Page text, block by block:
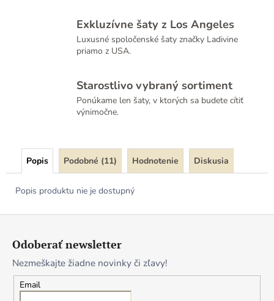
Exkluzívne šaty z Los Angeles
Luxusné spoločenské šaty značky Ladivine
priamo z USA.
Starostlivo vybraný sortiment
Ponúkame len šaty, v ktorých sa budete cítiť
výnimočne.
Popis Podobné (11) Hodnotenie Diskusia
Popis produktu nie je dostupný
Odoberať newsletter
Nezmeškajte žiadne novinky či zľavy!
Email